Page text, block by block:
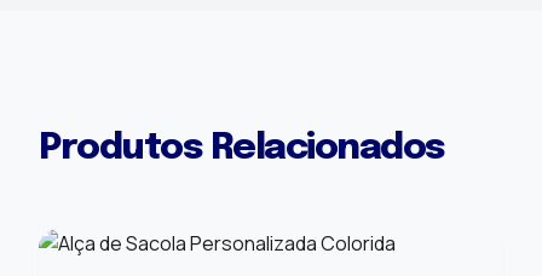
Produtos Relacionados